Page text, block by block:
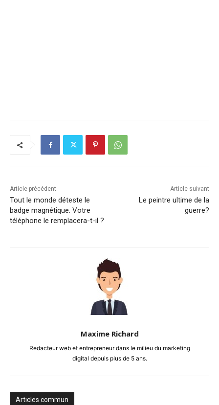
Article précédent
Tout le monde déteste le
badge magnétique. Votre
téléphone le remplacera-t-il ?
Article suivant
Le peintre ultime de la
guerre?
Maxime Richard
Redacteur web et entrepreneur dans le milieu du marketing
digital depuis plus de 5 ans.
Articles commun